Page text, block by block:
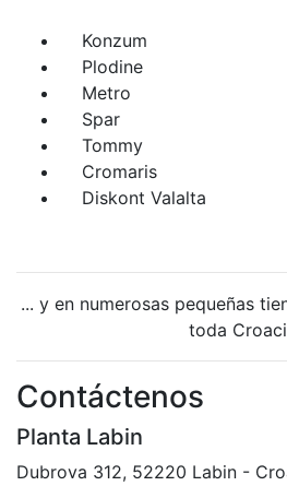
Konzum
Plodine
Metro
Spar
Tommy
Cromaris
Diskont Valalta
... y en numerosas pequeñas
toda
Contáctenos
Planta Labin
Dubrova 312, 52220 Labin -